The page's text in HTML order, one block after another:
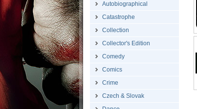
Autobiographical
Catastrophe
Collection
Collector's Edition
Comedy
Comics
Crime
Czech & Slovak